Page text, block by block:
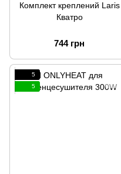
Комплект креплений Laris
Кватро
744 грн
5
5